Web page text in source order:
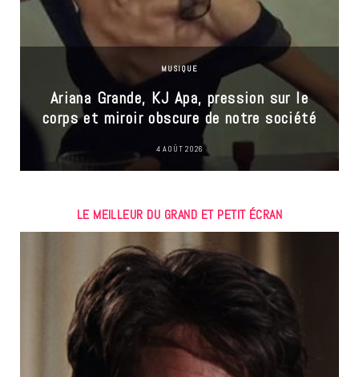
MUSIQUE
Ariana Grande, KJ Apa, pression sur le
corps et miroir obscure de notre société
4 AOÛT 2026
LE MEILLEUR DU GRAND ET PETIT ÉCRAN